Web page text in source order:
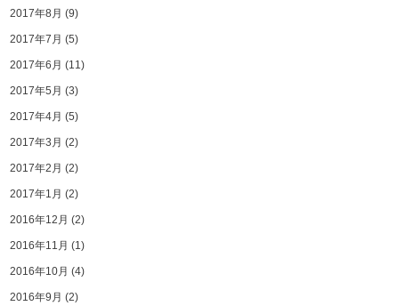
2017年8月 (9)
2017年7月 (5)
2017年6月 (11)
2017年5月 (3)
2017年4月 (5)
2017年3月 (2)
2017年2月 (2)
2017年1月 (2)
2016年12月 (2)
2016年11月 (1)
2016年10月 (4)
2016年9月 (2)